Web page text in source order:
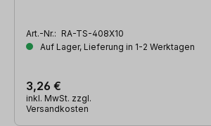
Art.-Nr.: RA-TS-408X10
Auf Lager, Lieferung in 1-2 Werktagen
3,26 €
inkl. MwSt. zzgl.
Versandkosten